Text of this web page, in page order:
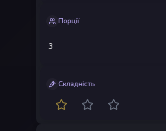
Порції
3
Складність